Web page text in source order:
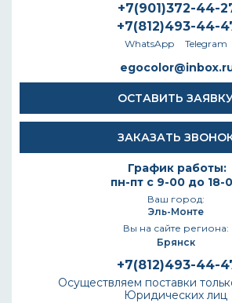
+7(901)372-44-
+7(812)493-44-
WhatsApp Telegram
ОСТАВИТЬ
ЗАКАЗАТЬ
График работы:
пн-пт с 9-00 до 18-
Ваш город:
Эль-Монте
Вы на сайте региона:
Брянск
+7(812)493-44-
Осуществляем поставки
Юридических лиц